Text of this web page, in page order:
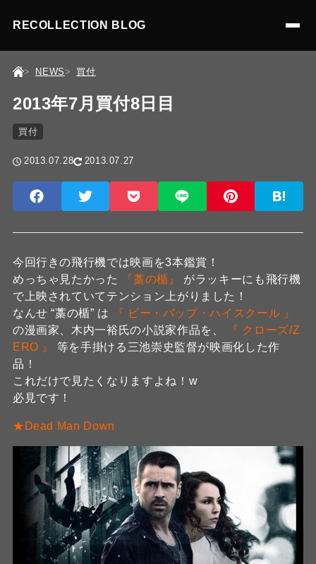
RECOLLECTION BLOG
NEWS 買付
2013年7月買付8日目
買付
2013.07.28 2013.07.27
今回行きの飛行機では映画を3本鑑賞！
めっちゃ見たかった
『藁の楯』 がラッキーにも飛行機
で上映されていてテンション上がりました！
なんせ “藁の楯” は
『 ビー・バップ・ハイスクール 』
の漫画家、木内一裕氏の小説家作品を、
『 クローズ/Z
ERO 』
等を手掛ける三池崇史監督が映画化した作
品！
これだけで見たくなりますよね！w
必見です！
★Dead Man Down